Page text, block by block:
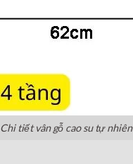
Chi tiết vân gỗ cao su tự nhiên